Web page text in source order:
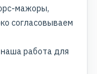
мажоры,
согласовываем
работа для